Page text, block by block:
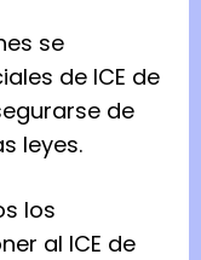
se
de ICE de
de
leyes.
los
al ICE de